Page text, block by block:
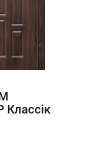
73 18